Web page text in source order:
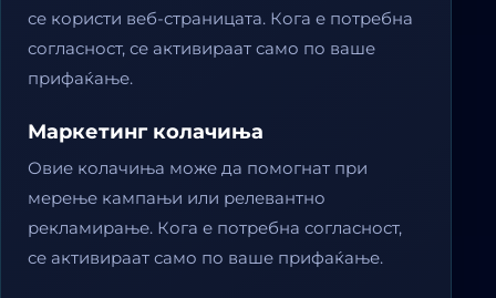
се користи веб-страницата. Кога е потребна
согласност, се активираат само по ваше
прифаќање.
Маркетинг колачиња
Овие колачиња може да помогнат при
мерење кампањи или релевантно
рекламирање. Кога е потребна согласност,
се активираат само по ваше прифаќање.